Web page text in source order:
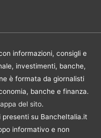
informazioni, consigli e
investimenti, banche,
è formata da giornalisti
banche e finanza.
del sito.
presenti su BancheItalia.it
informativo e non